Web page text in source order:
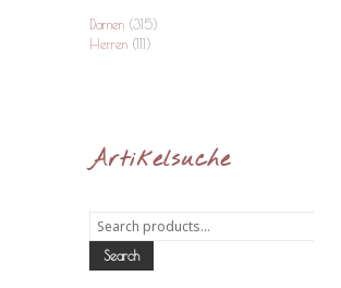
Damen (315)
Herren (111)
Artikelsuche
Search
for:
Search